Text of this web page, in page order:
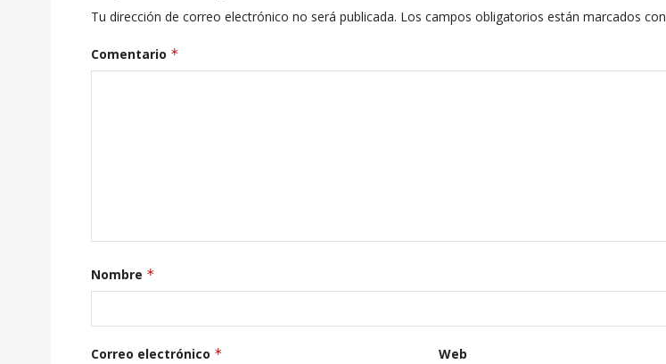
Tu dirección de correo electrónico no será publicada. Los campos obligatorios están marcados con
Comentario *
Nombre *
Correo electrónico * Web